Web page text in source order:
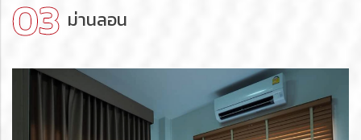
ม่านลอน